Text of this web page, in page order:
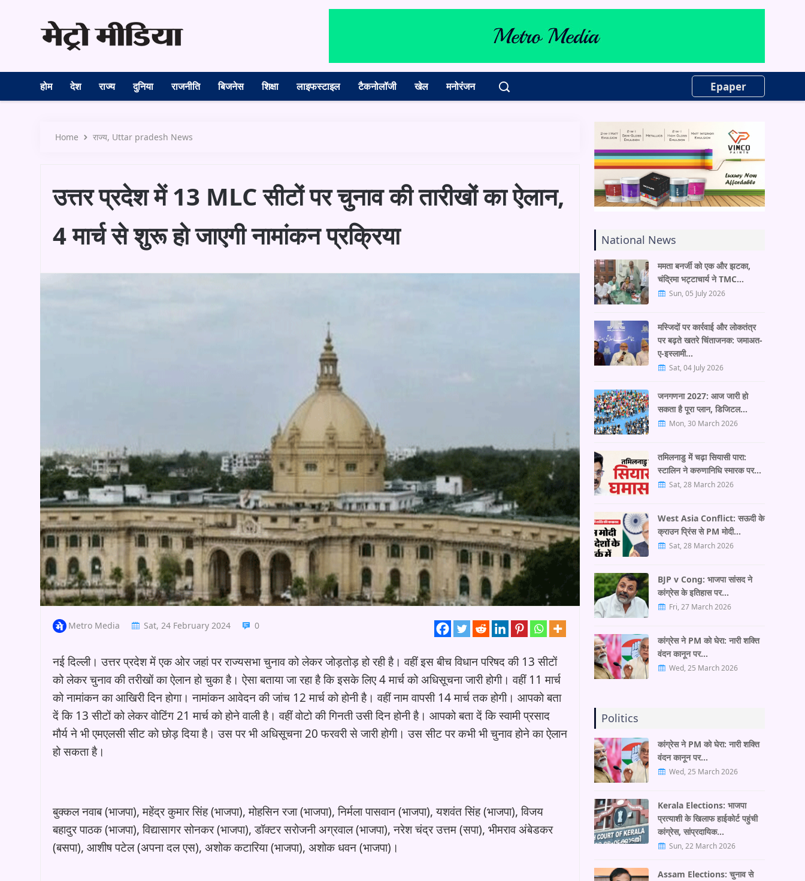
होम देश राज्य दुनिया राजनीति बिजनेस शिक्षा लाइफस्टाइल टैकनोलॉजी खेल मनोरंजन Epaper
Home राज्य Uttar pradesh News
उत्तर प्रदेश में 13 MLC सीटों पर चुनाव की तारीखों का ऐलान,
4 मार्च से शुरू हो जाएगी नामांकन प्रक्रिया
Metro Media Sat, 24 February 2024 0
नई दिल्ली। उत्तर प्रदेश में एक ओर जहां पर राज्यसभा चुनाव को लेकर जोड़तोड़ हो रही है। वहीं इस बीच विधान परिषद की 13 सीटों
को लेकर चुनाव की तरीखों का ऐलान हो चुका है। ऐसा बताया जा रहा है कि इसके लिए 4 मार्च को अधिसूचना जारी होगी। वहीं 11 मार्च
को नामांकन का आखिरी दिन होगा। नामांकन आवेदन की जांच 12 मार्च को होनी है। वहीं नाम वापसी 14 मार्च तक होगी। आपको बता
दें कि 13 सीटों को लेकर वोटिंग 21 मार्च को होने वाली है। वहीं वोटो की गिनती उसी दिन होनी है। आपको बता दें कि स्वामी प्रसाद
मौर्य ने भी एमएलसी सीट को छोड़ दिया है। उस पर भी अधिसूचना 20 फरवरी से जारी होगी। उस सीट पर कभी भी चुनाव होने का ऐलान
हो सकता है।
बुक्कल नवाब (भाजपा), महेंद्र कुमार सिंह (भाजपा), मोहसिन रजा (भाजपा), निर्मला पासवान (भाजपा), यशवंत सिंह (भाजपा), विजय
बहादुर पाठक (भाजपा), विद्यासागर सोनकर (भाजपा), डॉक्टर सरोजनी अग्रवाल (भाजपा), नरेश चंद्र उत्तम (सपा), भीमराव अंबेडकर
(बसपा), आशीष पटेल (अपना दल एस), अशोक कटारिया (भाजपा), अशोक धवन (भाजपा)।
National News
ममता बनर्जी को एक और झटका,
चंद्रिमा भट्टाचार्य ने TMC…
Sun, 05 July 2026
मस्जिदों पर कार्रवाई और लोकतंत्र
पर बढ़ते खतरे चिंताजनक: जमाअत-
ए-इस्लामी…
Sat, 04 July 2026
जनगणना 2027: आज जारी हो
सकता है पूरा प्लान, डिजिटल…
Mon, 30 March 2026
तमिलनाडु में चढ़ा सियासी पारा:
स्टालिन ने करुणानिधि स्मारक पर…
Sat, 28 March 2026
West Asia Conflict: सऊदी के
क्राउन प्रिंस से PM मोदी…
Sat, 28 March 2026
BJP v Cong: भाजपा सांसद ने
कांग्रेस के इतिहास पर…
Fri, 27 March 2026
कांग्रेस ने PM को घेरा: नारी शक्ति
वंदन कानून पर…
Wed, 25 March 2026
Politics
कांग्रेस ने PM को घेरा: नारी शक्ति
वंदन कानून पर…
Wed, 25 March 2026
Kerala Elections: भाजपा
प्रत्याशी के खिलाफ हाईकोर्ट पहुंची
कांग्रेस, सांप्रदायिक…
Sun, 22 March 2026
Assam Elections: चुनाव से